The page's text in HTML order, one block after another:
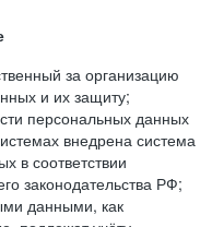
за организацию
и их защиту;
персональных данных
внедрена система
в соответствии
законодательства РФ;
данными, как